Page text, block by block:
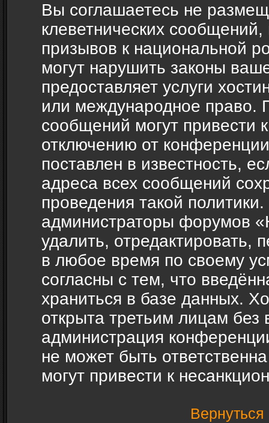
Вы соглашаетесь не
клеветнических
призывов к национальной
могут нарушить законы
предоставляет услуги
или международное право.
сообщений могут привести
отключению от
поставлен в известность,
адреса всех сообщений
проведения такой
администраторы форумов
удалить, отредактировать,
в любое время по своему
согласны с тем, что
храниться в базе данных.
открыта третьим лицам
администрация
не может быть
могут привести к